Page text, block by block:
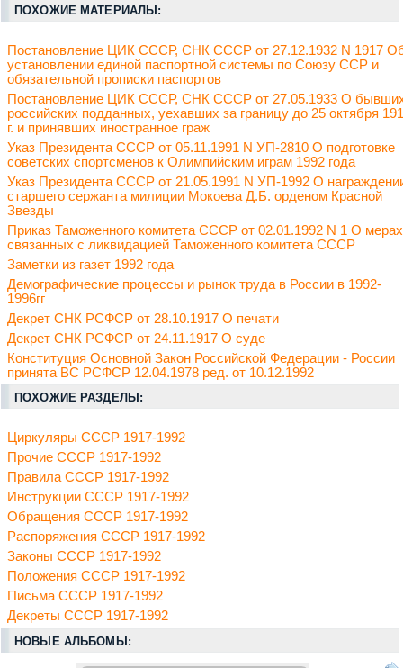
ПОХОЖИЕ МАТЕРИАЛЫ:
Постановление ЦИК СССР, СНК СССР от 27.12.1932 N 1917
установлении единой паспортной системы по Союзу ССР и
обязательной прописки паспортов
Постановление ЦИК СССР, СНК СССР от 27.05.1933 О
российских подданных, уехавших за границу до 25 октября
г. и принявших иностранное граж
Указ Президента СССР от 05.11.1991 N УП-2810 О подготовке
советских спортсменов к Олимпийским играм 1992 года
Указ Президента СССР от 21.05.1991 N УП-1992 О
старшего сержанта милиции Мокоева Д.Б. орденом Красной
Звезды
Приказ Таможенного комитета СССР от 02.01.1992 N 1 О
связанных с ликвидацией Таможенного комитета СССР
Заметки из газет 1992 года
Демографические процессы и рынок труда в России в 1992-
1996гг
Декрет СНК РСФСР от 28.10.1917 О печати
Декрет СНК РСФСР от 24.11.1917 О суде
Конституция Основной Закон Российской Федерации - России
принята ВС РСФСР 12.04.1978 ред. от 10.12.1992
ПОХОЖИЕ РАЗДЕЛЫ:
Циркуляры СССР 1917-1992
Прочие СССР 1917-1992
Правила СССР 1917-1992
Инструкции СССР 1917-1992
Обращения СССР 1917-1992
Распоряжения СССР 1917-1992
Законы СССР 1917-1992
Положения СССР 1917-1992
Письма СССР 1917-1992
Декреты СССР 1917-1992
НОВЫЕ АЛЬБОМЫ: